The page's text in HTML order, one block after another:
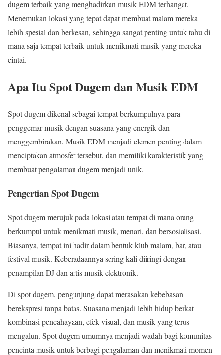
dugem terbaik yang menghadirkan musik EDM terhangat.
Menemukan lokasi yang tepat dapat membuat malam mereka
lebih spesial dan berkesan, sehingga sangat penting untuk tahu di
mana saja tempat terbaik untuk menikmati musik yang mereka
cintai.
Apa Itu Spot Dugem dan Musik EDM
Spot dugem dikenal sebagai tempat berkumpulnya para
penggemar musik dengan suasana yang energik dan
menggembirakan. Musik EDM menjadi elemen penting dalam
menciptakan atmosfer tersebut, dan memiliki karakteristik yang
membuat pengalaman dugem menjadi unik.
Pengertian Spot Dugem
Spot dugem merujuk pada lokasi atau tempat di mana orang
berkumpul untuk menikmati musik, menari, dan bersosialisasi.
Biasanya, tempat ini hadir dalam bentuk klub malam, bar, atau
festival musik. Keberadaannya sering kali diiringi dengan
penampilan DJ dan artis musik elektronik.
Di spot dugem, pengunjung dapat merasakan kebebasan
berekspresi tanpa batas. Suasana menjadi lebih hidup berkat
kombinasi pencahayaan, efek visual, dan musik yang terus
mengalun. Spot dugem umumnya menjadi wadah bagi komunitas
pencinta musik untuk berbagi pengalaman dan menikmati momen